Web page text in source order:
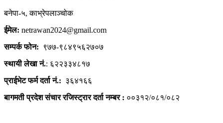
बनेपा-५, काभ्रेपलाञ्चोक
ईमेल: netrawan2024@gmail.com
सम्पर्क फोन:
९७७-९८४९५६२७०७
स्थायी लेखा नं.: ६२२३३४८१७
प्राईभेट फर्म दर्ता नं.: ३६४१६६
बागमती प्रदेश संचार रजिस्ट्रार दर्ता नम्बर : ००३१२/०८१/०८२